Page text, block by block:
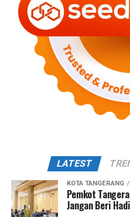
LATEST
KOTA TANGERANG
Pemkot
Jangan Beri